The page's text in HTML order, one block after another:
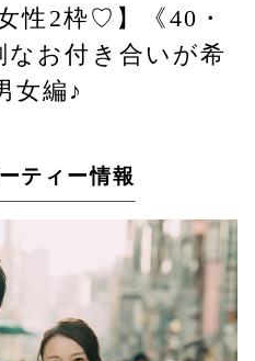
性2枠♡】《40・
お付き合いが希
女編♪
ティー情報